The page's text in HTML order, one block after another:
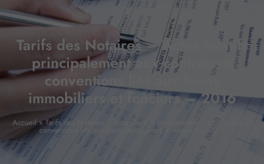
Tarifs des Notaires – Actes relatifs
principalement aux contrats et
conventions liés aux biens
immobiliers et fonciers – 2016
Accueil»Tarifs des Notaires – Actes relatifs principalement aux contrats et
conventions liés aux biens immobiliers et fonciers – 2016